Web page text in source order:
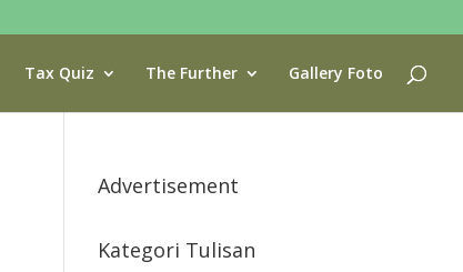
Tax Quiz The Further Gallery Foto
Advertisement
Kategori Tulisan